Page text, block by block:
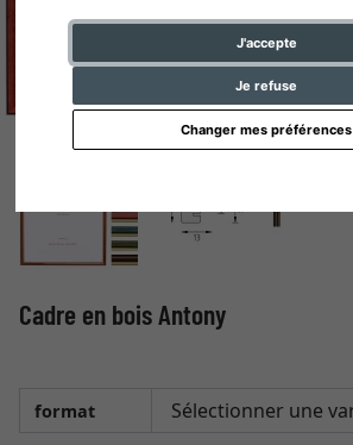
J'accepte
Je refuse
Changer mes préférences
Cadre en bois Antony
format